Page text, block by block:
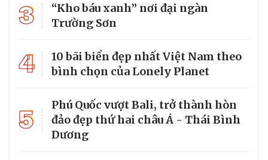
3
“Kho báu xanh” nơi đại ngàn
Trường Sơn
4
10 bãi biển đẹp nhất Việt Nam theo
bình chọn của Lonely Planet
5
Phú Quốc vượt Bali, trở thành hòn
đảo đẹp thứ hai châu Á - Thái Bình
Dương